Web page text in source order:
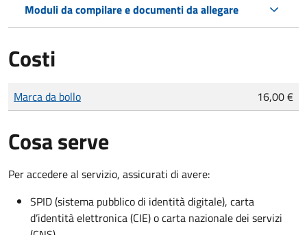
Moduli da compilare e documenti da allegare
Costi
Tipo di pagamento
Importo
Marca da bollo 16,00 €
Cosa serve
Per accedere al servizio, assicurati di avere:
SPID (sistema pubblico di identità digitale), carta
d’identità elettronica (CIE) o carta nazionale dei servizi